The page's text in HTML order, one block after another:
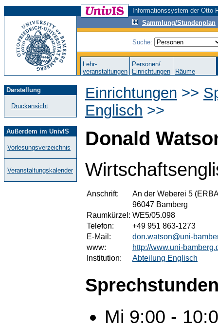
Informationssystem der
Sammlung/Stundenplan
Suche:
Lehr-
veranstaltungen
Personen/
Einrichtungen
Räume
Darstellung
Druckansicht
Außerdem im UnivIS
Vorlesungsverzeichnis
Veranstaltungskalender
Einrichtungen >>
Englisch >>
Donald
Anschrift:
An der Weberei 5
96047 Bamberg
Raumkürzel: WE5/05.098
Telefon:
+49 951 863-1273
E-Mail:
don.watson@uni-
www:
http://www.uni-
Institution:
Abteilung Englisch
Mi 9:00 -